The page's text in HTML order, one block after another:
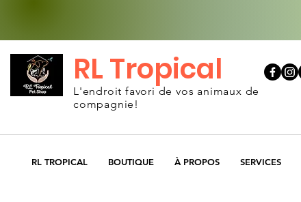
RL Tropical
L'endroit favori de vos animaux de
compagnie!
RL TROPICAL BOUTIQUE À PROPOS SERVICES